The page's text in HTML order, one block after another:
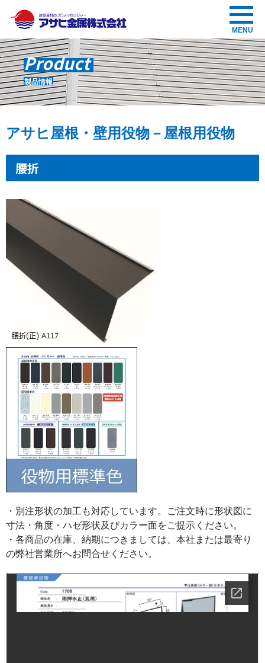
MENU
Product
製品情報
アサヒ屋根・壁用役物－屋根用役物
腰折
・別注形状の加工も対応しています。ご注文時に形状図に
寸法・角度・ハゼ形状及びカラー面をご提示ください。
・各商品の在庫、納期につきましては、本社または最寄り
の弊社営業所へお問合せください。